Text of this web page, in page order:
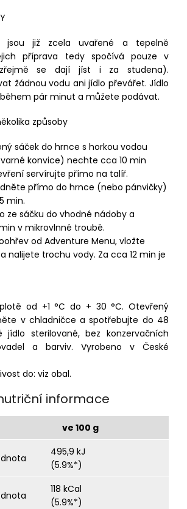
jsou již zcela uvařené a tepelně
příprava tedy spočívá pouze v
se dají jíst i za studena).
žádnou vodu ani jídlo převářet. Jídlo
pár minut a můžete podávat.
způsoby
sáček do hrnce s horkou vodou
konvice) nechte cca 10 min
servírujte přímo na talíř.
přímo do hrnce (nebo pánvičky)
min.
ze sáčku do vhodné nádoby a
v mikrovlnné troubě.
od Adventure Menu, vložte
nalijete trochu vody. Za cca 12 min je
od +1 °C do + 30 °C. Otevřený
v chladničce a spotřebujte do 48
jídlo sterilované, bez konzervačních
a barviv. Vyrobeno v České
do: viz obal.
informace
ve 100 g
495,9 kJ
(5.9%*)
118 kCal
(5.9%*)